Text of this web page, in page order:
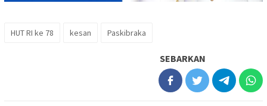
HUT RI ke 78 kesan Paskibraka
SEBARKAN